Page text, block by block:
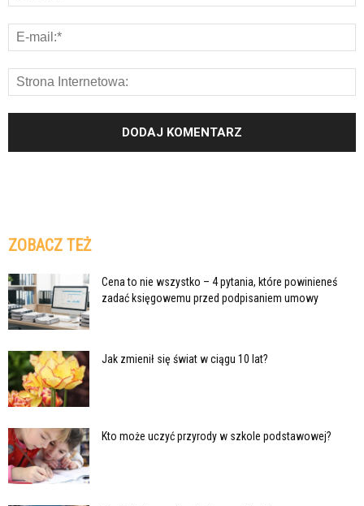
ZOBACZ TEŻ
Cena to nie wszystko – 4 pytania, które powinieneś
zadać księgowemu przed podpisaniem umowy
Jak zmienił się świat w ciągu 10 lat?
Kto może uczyć przyrody w szkole podstawowej?